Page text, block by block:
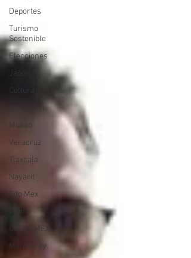
Deportes
Turismo
Sostenible
Elecciones
Museo
Veracruz
Tlaxcala
Nayarit
Edo Mex
China
COPARMEX
Monterrey